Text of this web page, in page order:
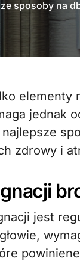
sposoby na
jednak
zdrowy i
jest